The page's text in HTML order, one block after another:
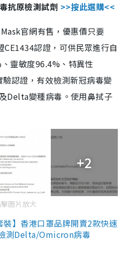
抗原檢測試劑 >>按此選購<<
官網有售，優惠價只要
認證，可供民眾進行自
靈敏度96.4%、特異性
認證，有效檢測新冠病毒變
Delta變種病毒。使用鼻拭子
+2
圖片放大
】香港口罩品牌開賣2款快速
測Delta/Omicron病毒